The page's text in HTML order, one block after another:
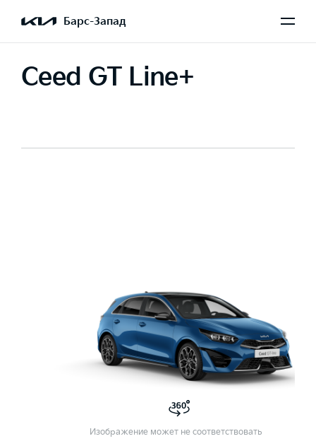
Барс-Запад
Ceed GT Line+
Изображение может не соответствовать